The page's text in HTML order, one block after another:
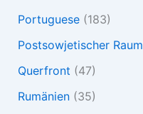
Portuguese(183)
Postsowjetischer Raum
Querfront (47)
Rumänien(35)